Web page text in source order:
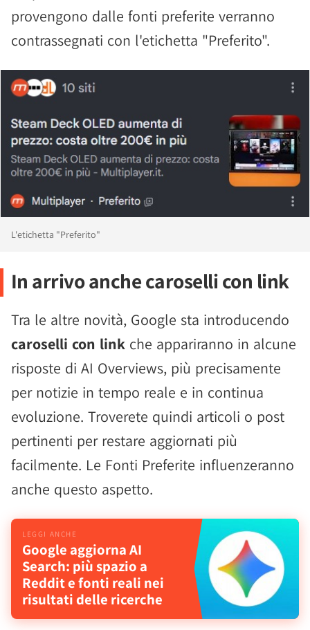
provengono dalle fonti preferite verranno
contrassegnati con l'etichetta "Preferito".
L'etichetta "Preferito"
In arrivo anche caroselli con link
Tra le altre novità, Google sta introducendo
caroselli con link che appariranno in alcune
risposte di AI Overviews, più precisamente
per notizie in tempo reale e in continua
evoluzione. Troverete quindi articoli o post
pertinenti per restare aggiornati più
facilmente. Le Fonti Preferite influenzeranno
anche questo aspetto.
Google aggiorna AI
Search: più spazio a
Reddit e fonti reali nei
risultati delle ricerche